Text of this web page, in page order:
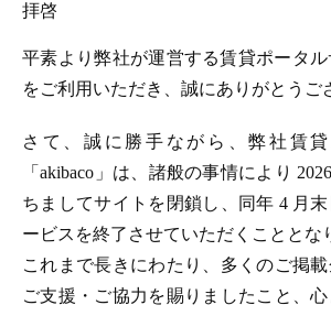
拝啓
平素より弊社が運営する賃貸ポータル
をご利用いただき、誠にありがとうご
さて、誠に勝手ながら、弊社賃
「akibaco」は、諸般の事情により
ちましてサイトを閉鎖し、同年 4 月
ービスを終了させていただくこととな
これまで長きにわたり、多くのご掲
ご支援・ご協力を賜りましたこと、